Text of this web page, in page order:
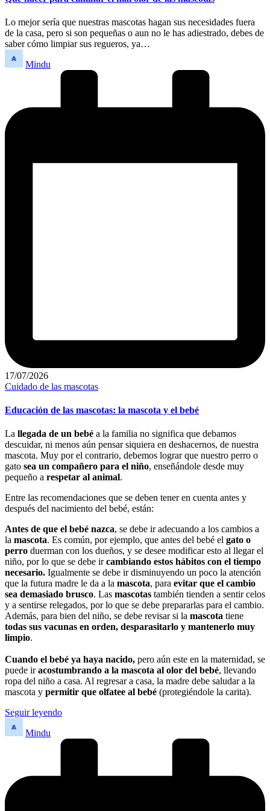
Lo mejor sería que nuestras mascotas hagan sus necesidades fuera
de la casa, pero si son pequeñas o aun no le has adiestrado, debes de
saber cómo limpiar sus regueros, ya…
Publicado
Mindu
17/07/2026
Publicado
Cuidado de las mascotas
Educación de las mascotas: la mascota y el bebé
La llegada de un bebé a la familia no significa que debamos
descuidar, ni menos aún pensar siquiera en deshacernos, de nuestra
mascota. Muy por el contrario, debemos lograr que nuestro perro o
gato sea un compañero para el niño, enseñándole desde muy
pequeño a respetar al animal.
Entre las recomendaciones que se deben tener en cuenta antes y
después del nacimiento del bebé, están:
Antes de que el bebé nazca, se debe ir adecuando a los cambios a
la mascota. Es común, por ejemplo, que antes del bebé el gato o
perro duerman con los dueños, y se desee modificar esto al llegar el
niño, por lo que se debe ircambiando estos hábitos con el tiempo
necesario. Igualmente se debe ir disminuyendo un poco la atención
que la futura madre le da a la mascota, para evitar que el cambio
sea demasiado brusco. Las mascotas también tienden a sentir celos
y a sentirse relegados, por lo que se debe prepararlas para el cambio.
Además, para bien del niño, se debe revisar si la mascota tiene
todas sus vacunas en orden, desparasitarlo y mantenerlo muy
limpio.
Cuando el bebé ya haya nacido, pero aún este en la maternidad, se
puede iracostumbrando a la mascota al olor del bebé, llevando
ropa del niño a casa. Al regresar a casa, la madre debe saludar a la
mascota y permitir que olfatee al bebé (protegiéndole la carita).
Seguir leyendo
Publicado
Mindu